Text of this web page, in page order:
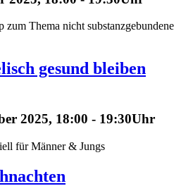
Thema nicht substanzgebundene
gesund bleiben
2025, 18:00 - 19:30Uhr
für Männer & Jungs